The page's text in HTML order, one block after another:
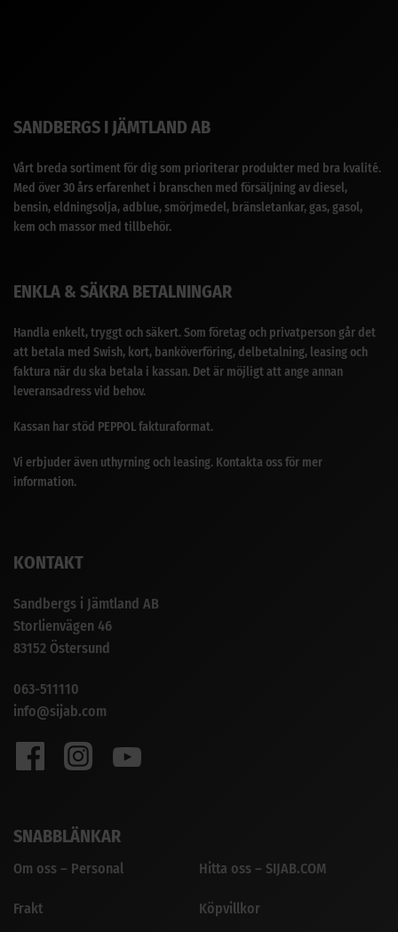
SANDBERGS I JÄMTLAND AB
Vårt breda sortiment för dig som prioriterar produkter med bra kvalité.
Med över 30 års erfarenhet i branschen med försäljning av diesel,
bensin, eldningsolja, adblue, smörjmedel, bränsletankar, gas, gasol,
kem och massor med tillbehör.
ENKLA & SÄKRA BETALNINGAR
Handla enkelt, tryggt och säkert. Som företag och privatperson går det
att betala med Swish, kort, banköverföring, delbetalning, leasing och
faktura när du ska betala i kassan. Det är möjligt att ange annan
leveransadress vid behov.
Kassan har stöd PEPPOL fakturaformat.
Vi erbjuder även uthyrning och leasing. Kontakta oss för mer
information.
KONTAKT
Sandbergs i Jämtland AB
Storlienvägen 46
83152 Östersund
063-511110
info@sijab.com
SNABBLÄNKAR
Om oss – Personal
Frakt
Hitta oss – SIJAB.COM
Köpvillkor